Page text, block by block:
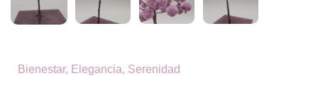
Bienestar, Elegancia, Serenidad